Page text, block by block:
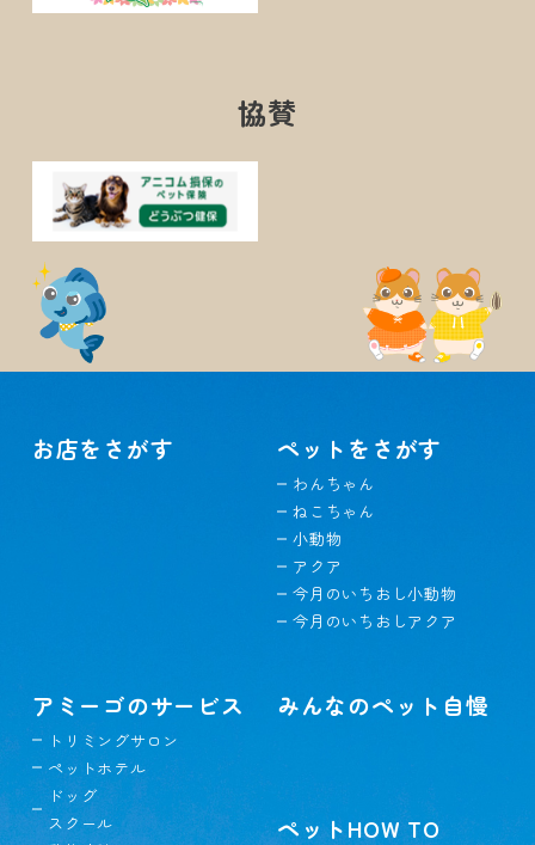
協賛
お店をさがす ペットをさがす
わんちゃん
ねこちゃん
小動物
アクア
今月のいちおし小動物
今月のいちおしアクア
アミーゴのサービス
トリミングサロン
ペットホテル
ドッグ
スクール
みんなのペット自慢
ペットHOW TO